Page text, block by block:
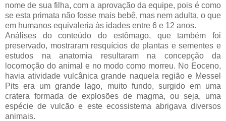
nome de sua filha, com a aprovação da equipe, pois é como
se esta primata não fosse mais bebê, mas nem adulta, o que
em humanos equivaleria às idades entre 6 e 12 anos.
Análises do conteúdo do estômago, que também foi
preservado, mostraram resquícios de plantas e sementes e
estudos na anatomia resultaram na concepção da
locomoção do animal e no modo como morreu. No Eoceno,
havia atividade vulcânica grande naquela região e Messel
Pits era um grande lago, muito fundo, surgido em uma
cratera formada de explosões de magma, ou seja, uma
espécie de vulcão e este ecossistema abrigava diversos
animais.